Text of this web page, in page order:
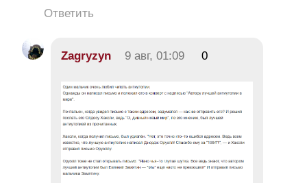
Ответить
Zagryzyn 9 авг, 01:09 0